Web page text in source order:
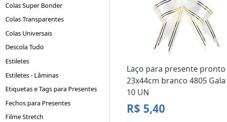
Colas Super Bonder
Colas Transparentes
Colas Universais
Descola Tudo
Estiletes
Estiletes - Lâminas
Etiquetas e Tags para Presentes
Fechos para Presentes
Filme Stretch
Laço para presente pronto
23x44cm branco 4805 Gala
10 UN
R$ 5,40